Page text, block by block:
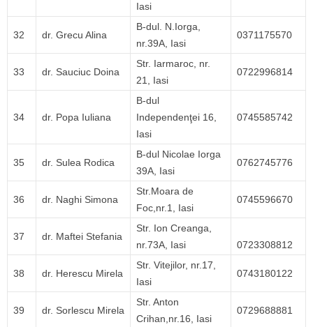
Iasi
32 dr. Grecu Alina
B-dul. N.Iorga,
nr.39A, Iasi
0371175570
33 dr. Sauciuc Doina
Str. Iarmaroc, nr.
21, Iasi
0722996814
34 dr. Popa Iuliana
B-dul
Independenţei 16,
Iasi
0745585742
35 dr. Sulea Rodica
B-dul Nicolae Iorga
39A, Iasi
0762745776
36 dr. Naghi Simona
Str.Moara de
Foc,nr.1, Iasi
0745596670
37 dr. Maftei Stefania
Str. Ion Creanga,
nr.73A, Iasi
0723308812
38 dr. Herescu Mirela
Str. Vitejilor, nr.17,
Iasi
0743180122
39 dr. Sorlescu Mirela
Str. Anton
Crihan,nr.16, Iasi
0729688881